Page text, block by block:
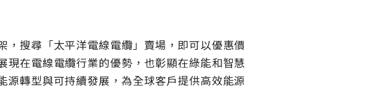
搜尋「太平洋電線電纜」賣場，即可以優惠價
在電線電纜行業的優勢，也彰顯在綠能和智慧
轉型與可持續發展，為全球客戶提供高效能源